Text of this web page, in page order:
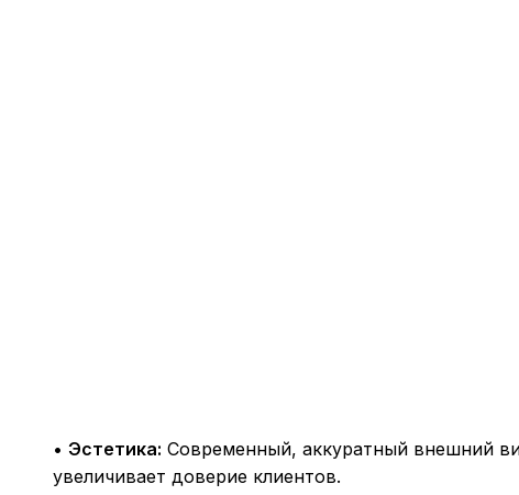
• Эстетика: Современный, аккуратный внешний
увеличивает доверие клиентов.